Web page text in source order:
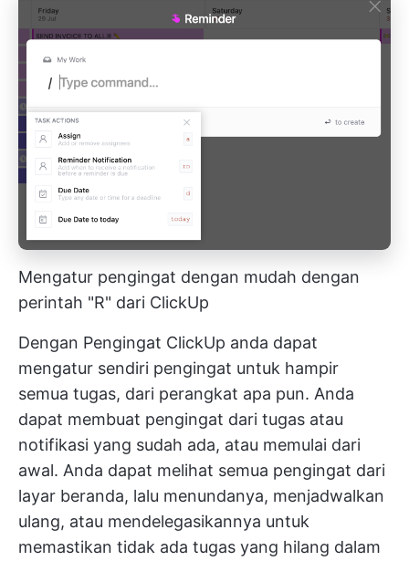
Mengatur pengingat dengan mudah dengan
perintah "R" dari ClickUp
Dengan Pengingat ClickUp anda dapat
mengatur sendiri pengingat untuk hampir
semua tugas, dari perangkat apa pun. Anda
dapat membuat pengingat dari tugas atau
notifikasi yang sudah ada, atau memulai dari
awal. Anda dapat melihat semua pengingat dari
layar beranda, lalu menundanya, menjadwalkan
ulang, atau mendelegasikannya untuk
memastikan tidak ada tugas yang hilang dalam